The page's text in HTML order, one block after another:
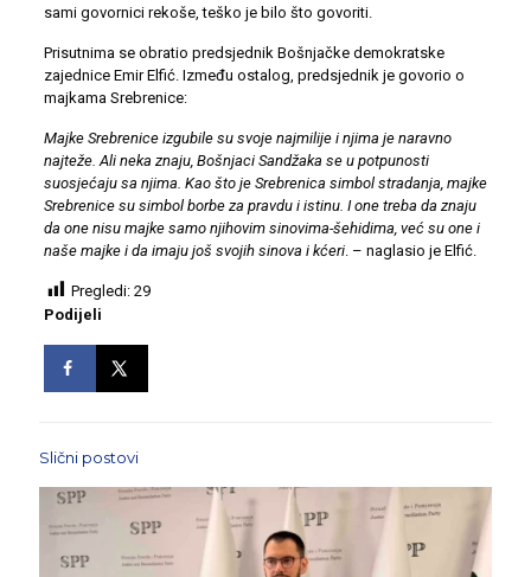
sami govornici rekoše, teško je bilo što govoriti.
Prisutnima se obratio predsjednik Bošnjačke demokratske
zajednice Emir Elfić. Između ostalog, predsjednik je govorio o
majkama Srebrenice:
Majke Srebrenice izgubile su svoje najmilije i njima je naravno
najteže. Ali neka znaju, Bošnjaci Sandžaka se u potpunosti
suosjećaju sa njima. Kao što je Srebrenica simbol stradanja, majke
Srebrenice su simbol borbe za pravdu i istinu. I one treba da znaju
da one nisu majke samo njihovim sinovima-šehidima, već su one i
naše majke i da imaju još svojih sinova i kćeri. – naglasio je Elfić.
Pregledi: 29
Podijeli
Slični postovi